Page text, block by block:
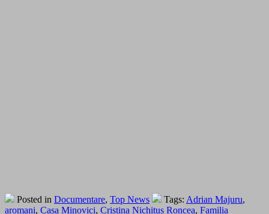
Posted in Documentare, Top News Tags: Adrian Majuru,
aromani, Casa Minovici, Cristina Nichitus Roncea, Familia